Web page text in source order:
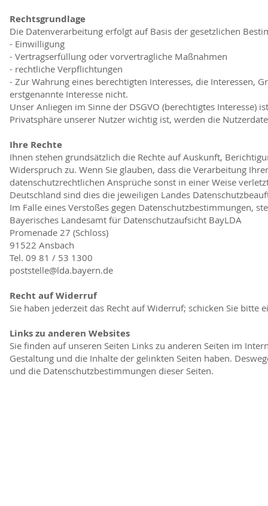
Rechtsgrundlage
Die Datenverarbeitung erfolgt auf Basis der gesetzlichen
- Einwilligung
- Vertragserfüllung oder vorvertragliche Maßnahmen
- rechtliche Verpflichtungen
- Zur Wahrung eines berechtigten Interesses, die Interessen,
erstgenannte Interesse nicht.
Unser Anliegen im Sinne der DSGVO (berechtigtes Interesse)
Privatsphäre unserer Nutzer wichtig ist, werden die
Ihre Rechte
Ihnen stehen grundsätzlich die Rechte auf Auskunft,
Widerspruch zu. Wenn Sie glauben, dass die Verarbeitung
datenschutzrechtlichen Ansprüche sonst in einer Weise
Deutschland sind dies die jeweiligen Landes
Im Falle eines Verstoßes gegen Datenschutzbestimmungen,
Bayerisches Landesamt für Datenschutzaufsicht BayLDA
Promenade 27 (Schloss)
91522 Ansbach
Tel. 09 81 / 53 1300
poststelle@lda.bayern.de
Recht auf Widerruf
Sie haben jederzeit das Recht auf Widerruf; schicken Sie
Links zu anderen Websites
Sie finden auf unseren Seiten Links zu anderen Seiten im
Gestaltung und die Inhalte der gelinkten Seiten haben.
und die Datenschutzbestimmungen dieser Seiten.